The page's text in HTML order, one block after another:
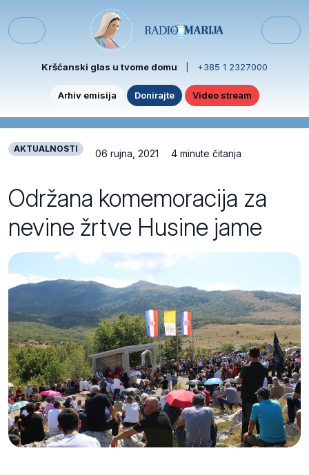
Menu
Kršćanski glas u tvome domu +385 1 2327000
Arhiv emisija Donirajte Video stream
AKTUALNOSTI 06 rujna, 2021 4 minute čitanja
Održana komemoracija za
nevine žrtve Husine jame